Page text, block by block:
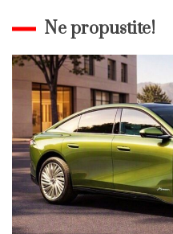
Ne propustite!